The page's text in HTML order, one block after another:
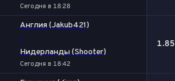
Сегодня в 18:28
Англия (Jakub421)
-
Нидерланды (Shooter)
Сегодня в 18:42
1.85